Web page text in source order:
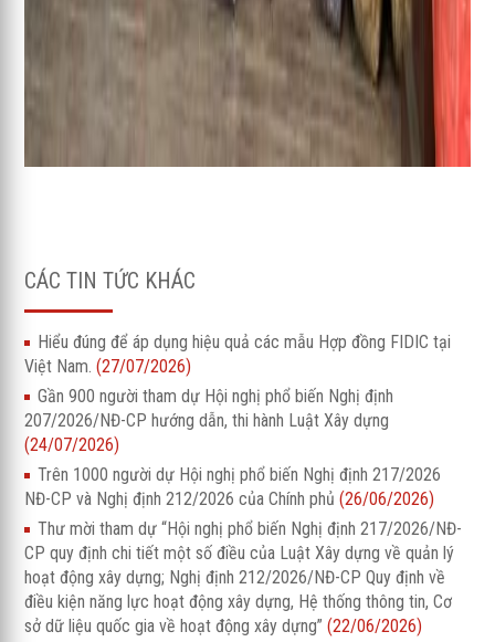
CÁC TIN TỨC KHÁC
Hiểu đúng để áp dụng hiệu quả các mẫu Hợp đồng FIDIC tại
Việt Nam.(27/07/2026)
Gần 900 người tham dự Hội nghị phổ biến Nghị định
207/2026/NĐ-CP hướng dẫn, thi hành Luật Xây dựng
(24/07/2026)
Trên 1000 người dự Hội nghị phổ biến Nghị định 217/2026
NĐ-CP và Nghị định 212/2026 của Chính phủ(26/06/2026)
Thư mời tham dự “Hội nghị phổ biến Nghị định 217/2026/NĐ-
CP quy định chi tiết một số điều của Luật Xây dựng về quản lý
hoạt động xây dựng; Nghị định 212/2026/NĐ-CP Quy định về
điều kiện năng lực hoạt động xây dựng, Hệ thống thông tin, Cơ
sở dữ liệu quốc gia về hoạt động xây dựng”(22/06/2026)